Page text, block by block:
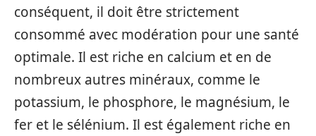
conséquent, il doit être strictement
consommé avec modération pour une santé
optimale. Il est riche en calcium et en de
nombreux autres minéraux, comme le
potassium, le phosphore, le magnésium, le
fer et le sélénium. Il est également riche en